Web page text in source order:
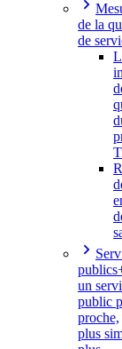
de la
de
un
public
proche,
plus